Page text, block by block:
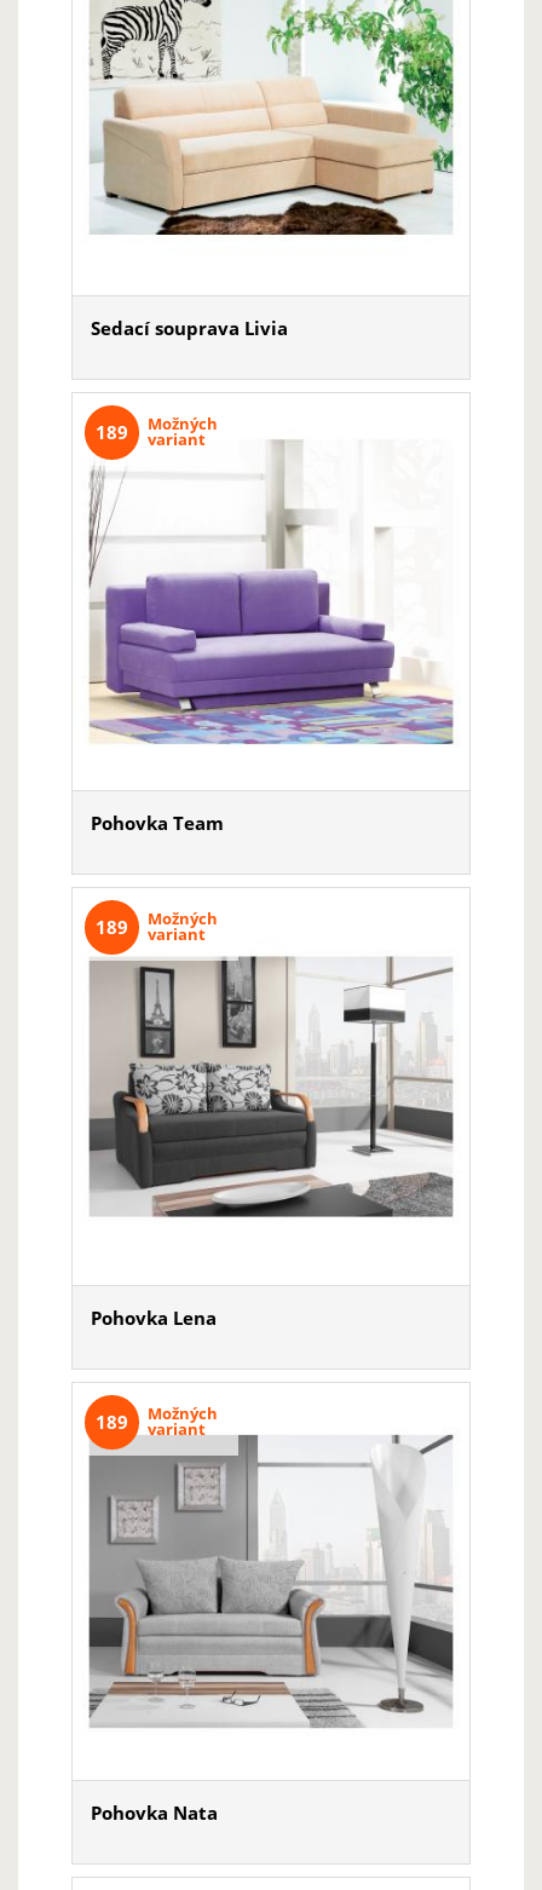
Sedací souprava Livia
Možných
variant
189
Pohovka Team
Možných
variant
189
Pohovka Lena
Možných
variant
189
Pohovka Nata